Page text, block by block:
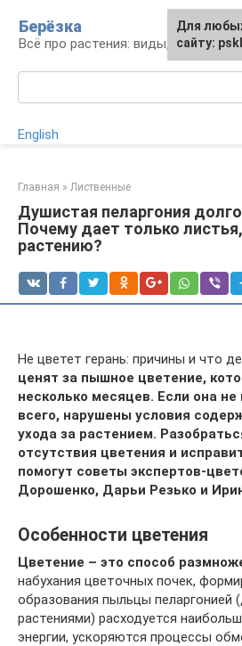
контенту
Берёзка
Всё про растения: виды,
English
Главная » Лиственные
Душистая пеларгония
Почему дает только
растению?
Не цветет герань: причины и что
ценят за пышное цветение,
несколько месяцев. Если она не
всего, нарушены условия
ухода за растением.
отсутствия цветения и
помогут советы экспертов-
Дорошенко, Дарьи Резько и
Особенности цветения
Цветение – это способ
набухания цветочных почек,
образования пыльцы пеларгонией
растениями) расходуется
энергии, ускоряются процессы
Для
сайту: